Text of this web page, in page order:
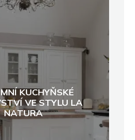
KUCHYŇSKÉ
VE STYLU LA
NATURA